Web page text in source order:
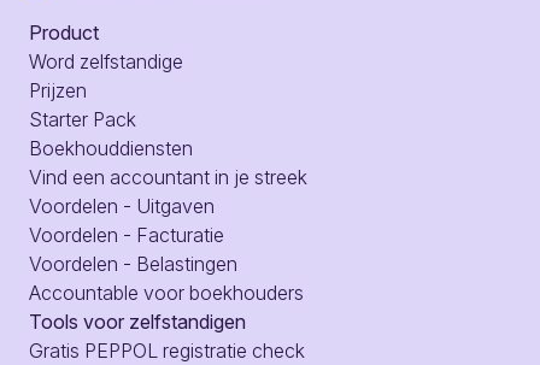
Product
Word zelfstandige
Prijzen
Starter Pack
Boekhouddiensten
Vind een accountant in je streek
Voordelen - Uitgaven
Voordelen - Facturatie
Voordelen - Belastingen
Accountable voor boekhouders
Tools voor zelfstandigen
Gratis PEPPOL registratie check